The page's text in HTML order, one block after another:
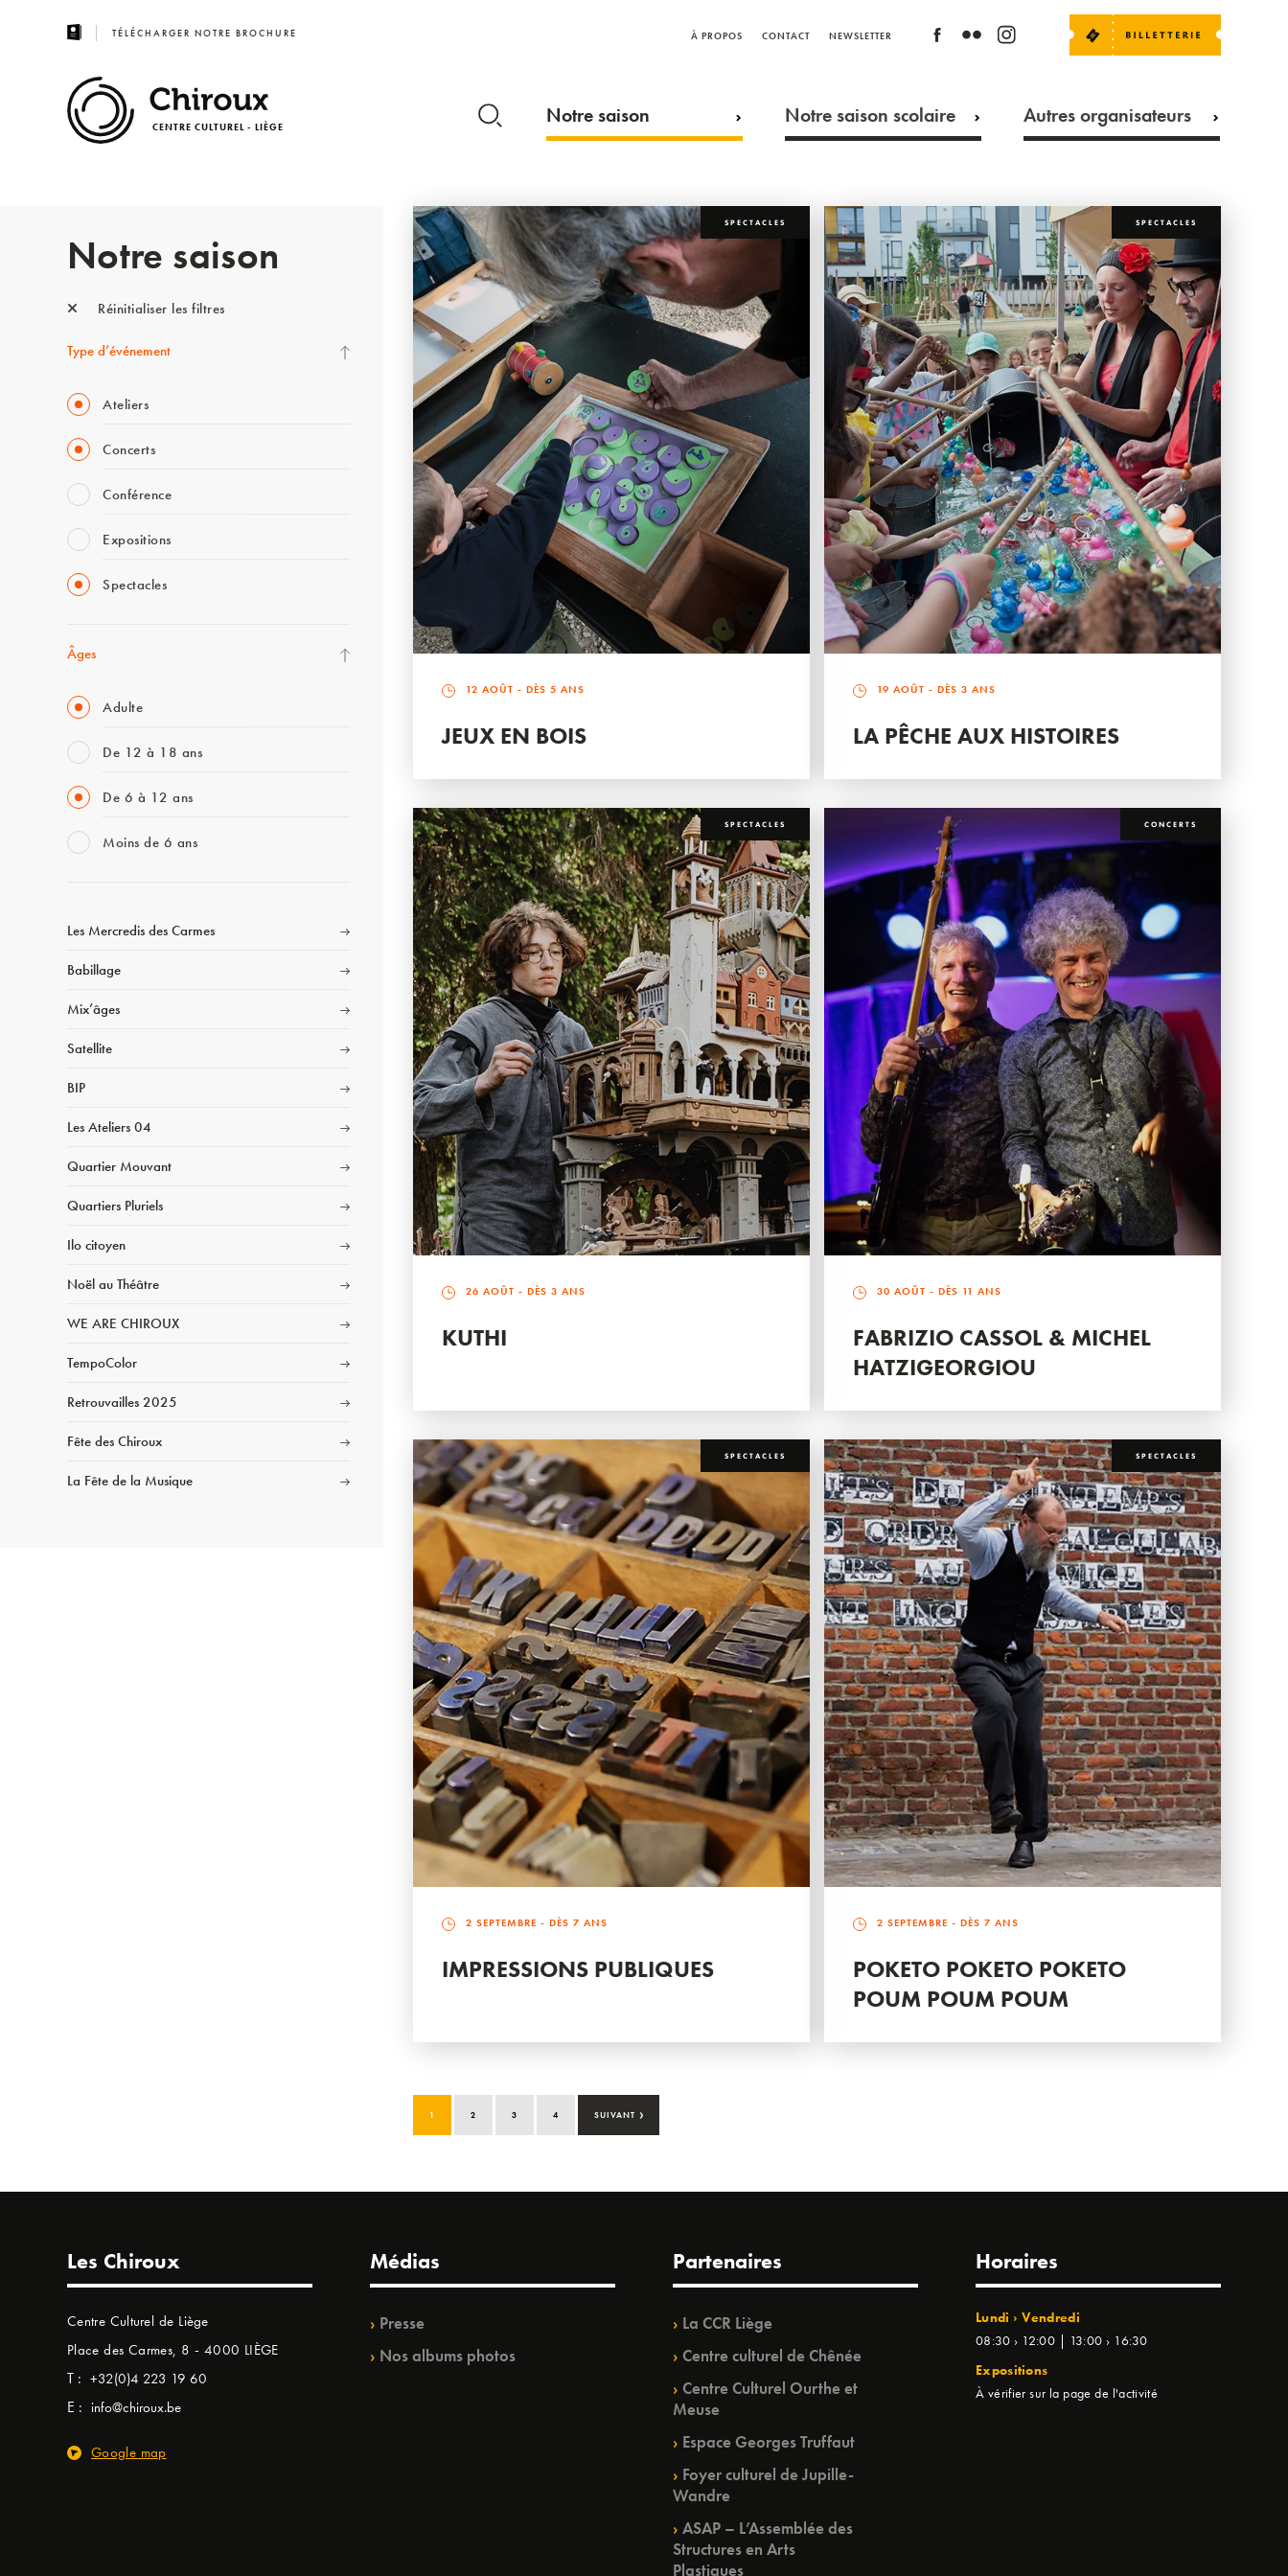
TÉLÉCHARGER NOTRE BROCHURE À PROPOS CONTACT NEWSLETTER
CENTRE CULTUREL - LIÈGE Notre saison Notre saison scolaire Autres organisateurs
Notre saison
Réinitialiser les filtres
Type d’événement
Ateliers
Concerts
Conférence
Expositions
Spectacles
Âges
Adulte
De 12 à 18 ans
De 6 à 12 ans
Moins de 6 ans
Les Mercredis des Carmes
Babillage
Mix’âges
Satellite
BIP
Les Ateliers 04
Quartier Mouvant
Quartiers Pluriels
Ilo citoyen
Noël au Théâtre
WE ARE CHIROUX
TempoColor
Retrouvailles 2025
Fête des Chiroux
La Fête de la Musique
SPECTACLES
12 AOÛT - DÈS 5 ANS
JEUX EN BOIS
SPECTACLES
19 AOÛT - DÈS 3 ANS
LA PÊCHE AUX HISTOIRES
SPECTACLES
26 AOÛT - DÈS 3 ANS
KUTHI
CONCERTS
30 AOÛT - DÈS 11 ANS
FABRIZIO CASSOL & MICHEL
HATZIGEORGIOU
SPECTACLES
2 SEPTEMBRE - DÈS 7 ANS
IMPRESSIONS PUBLIQUES
SPECTACLES
2 SEPTEMBRE - DÈS 7 ANS
POKETO POKETO POKETO
POUM POUM POUM
1 2 3 4 SUIVANT ›
Les Chiroux
Centre Culturel de Liège
Place des Carmes, 8 - 4000 LIÈGE
T : +32(0)4 223 19 60
E : info@chiroux.be
Google map
Médias
Presse
Nos albums photos
Partenaires
La CCR Liège
Centre culturel de Chênée
Centre Culturel Ourthe et
Meuse
Espace Georges Truffaut
Foyer culturel de Jupille-
Wandre
ASAP – L’Assemblée des
Structures en Arts
Plastiques
Horaires
Lundi › Vendredi
08:30 › 12:00 | 13:00 › 16:30
Expositions
À vérifier sur la page de l'activité